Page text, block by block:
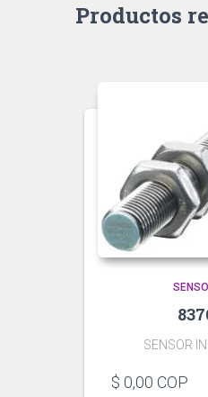
Productos
SENSOR
$ 0,00 COP